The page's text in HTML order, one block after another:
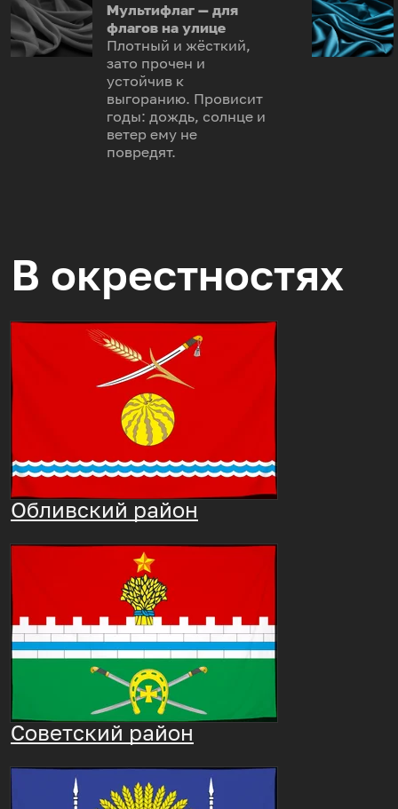
Мультифлаг — для
флагов на улице
Плотный и жёсткий,
зато прочен и
устойчив к
выгоранию. Провисит
годы: дождь, солнце и
ветер ему не
повредят.
В окрестностях
Обливский район
Советский район